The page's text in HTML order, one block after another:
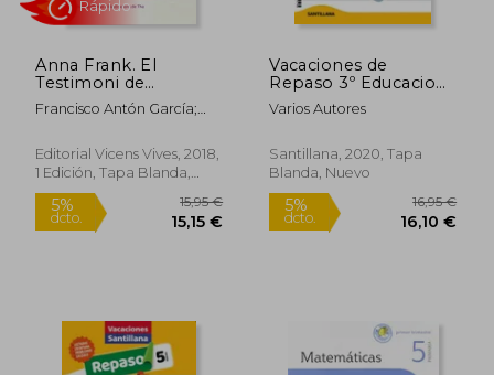
24,42 €
Anna Frank. El
Testimoni de
L'holocaust (en
Catalán)
Francisco Antón García;
Editorial Vicens Vives, 2018,
1 Edición, Tapa Blanda,
Nuevo
Vacaciones de
Repaso 3º Educacion
Primaria Castellano
ed 2020
Varios Autores
Santillana, 2020, Tapa
Blanda, Nuevo